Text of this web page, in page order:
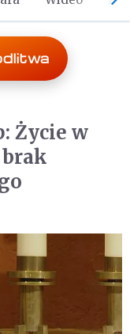
Życie w